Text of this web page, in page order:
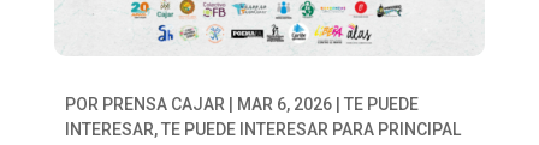
POR PRENSA CAJAR MAR 6, 2026| TE PUEDE
INTERESAR,TE PUEDE INTERESAR PARA PRINCIPAL